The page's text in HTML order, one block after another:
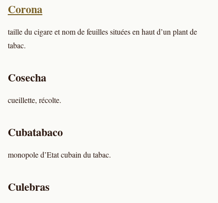
Corona
taille du cigare et nom de feuilles situées en haut d’un plant de
tabac.
Cosecha
cueillette, récolte.
Cubatabaco
monopole d’Etat cubain du tabac.
Culebras